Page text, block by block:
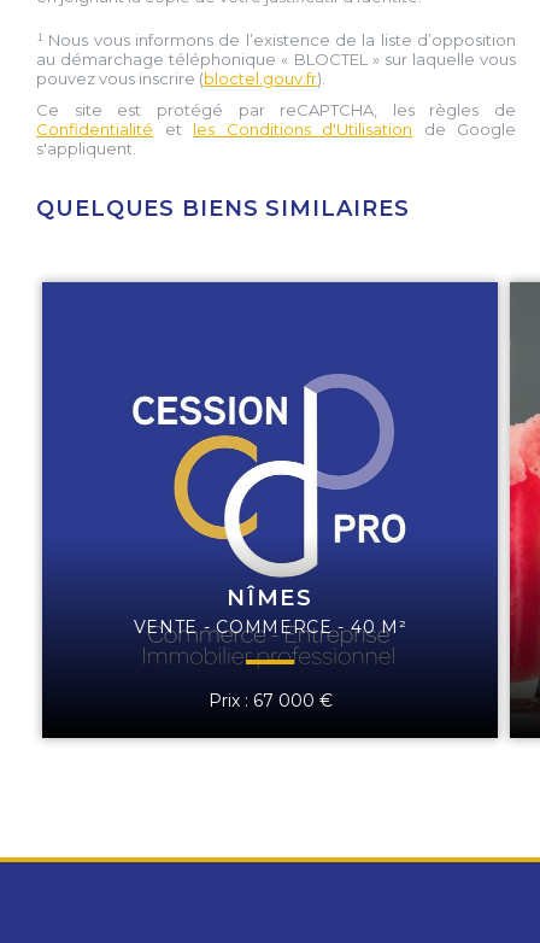
¹ Nous vous informons de l’existence de la liste d’opposition
au démarchage téléphonique « BLOCTEL » sur laquelle vous
pouvez vous inscrire (bloctel.gouv.fr).
Ce site est protégé par reCAPTCHA, les règles de
Confidentialité et les Conditions d'Utilisation de Google
s'appliquent.
QUELQUES BIENS SIMILAIRES
NÎMES
VENTE - COMMERCE - 40 M²
Prix : 67 000 €